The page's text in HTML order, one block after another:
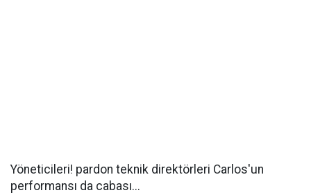
Yöneticileri! pardon teknik direktörleri Carlos'un
performansı da cabası...